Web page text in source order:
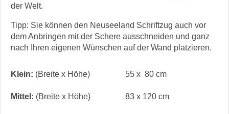
der Welt.
Tipp: Sie können den Neuseeland Schriftzug auch vor
dem Anbringen mit der Schere ausschneiden und ganz
nach Ihren eigenen Wünschen auf der Wand platzieren.
Klein: (Breite x Höhe) 55 x 80 cm
Mittel: (Breite x Höhe) 83 x 120 cm